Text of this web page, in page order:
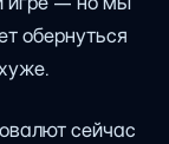
обернуться
сейчас